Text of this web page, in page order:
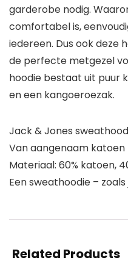
garderobe nodig.
comfortabel is,
iedereen. Dus ook deze
de perfecte metgezel
hoodie bestaat uit puur
en een kangoeroezak.
Jack & Jones
Van aangenaam katoen
Materiaal: 60% katoen,
Een sweathoodie –
Related Products